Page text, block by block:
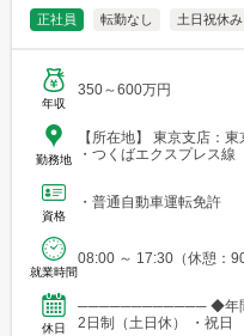
正社員 転勤なし 土日祝休み
年収
350～600万円
勤務地
【所在地】 東京支店：
・つくばエクスプレス線「六町
資格
・普通自動車運転免許
就業時間
08:00 ～ 17:30（休憩：90
休日
──────────── ◆年
2日制（土日休） ・